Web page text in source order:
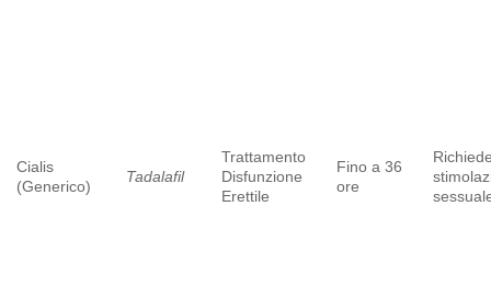
Cialis
(Generico)
Tadalafil
Trattamento
Disfunzione
Erettile
Fino a 36
ore